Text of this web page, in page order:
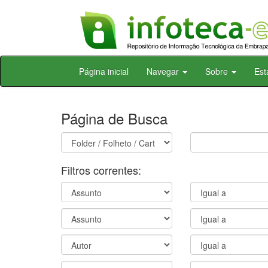
Skip
Página inicial Navegar Sobre
Página de Busca
Filtros correntes: